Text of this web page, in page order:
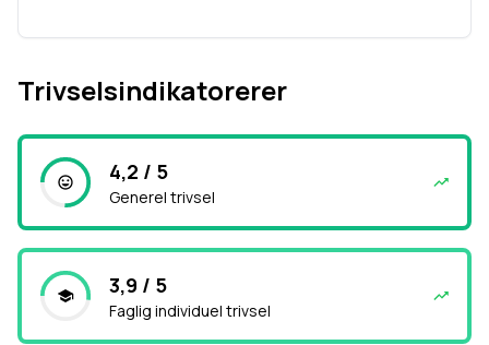
Trivselsindikatorerer
4,2 / 5
Generel trivsel
3,9 / 5
Faglig individuel trivsel